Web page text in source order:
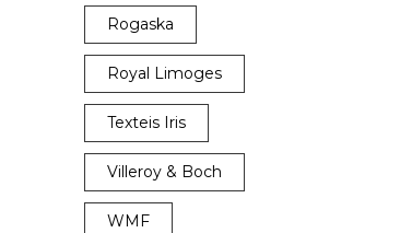
Rogaska
Royal Limoges
Texteis Iris
Villeroy & Boch
WMF